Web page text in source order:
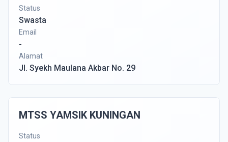
Status
Swasta
Email
-
Alamat
Jl. Syekh Maulana Akbar No. 29
MTSS YAMSIK KUNINGAN
Status